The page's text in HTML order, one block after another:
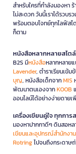
สำหรับใครที่กำลังมองหา
ไม่สะดวก วันนี้เราได้รวบ
พร้อมตอบโจทย์ทุกไลฟ์สไ
ก็ตาม
หนังสือหลากหลายสไตล์
B2S มีหนังสือหลากหลาย
Lavender, ตำราเรียนเข้ม
บุญ, หนังสือเด็กจากMIS
พัฒนาตนเองจากKOOB
ออนไลน์ได้อย่างง่ายดาย
เครื่องเขียนคู่ใจ ทุกการ
มองหาปากกาดีๆ ดินสอห
เขียนและอุปกรณ์สำนักงาน
Rotringไปจนถึงกระดาษ